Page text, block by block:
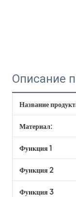
Описание
Название
Материал:
Функция 1
Функция 2
Функция 3